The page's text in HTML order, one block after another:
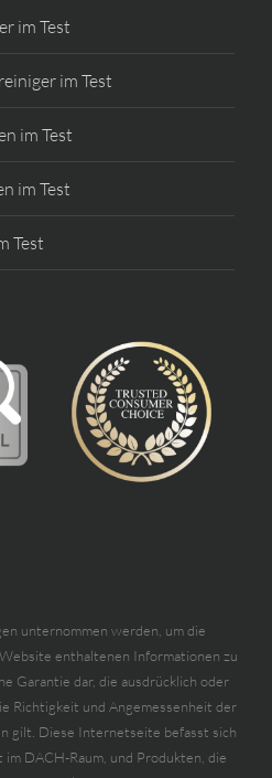
im Test
im Test
im Test
im Test
Test
unternommen werden, um die
enthaltenen Informationen zu
Garantie dar, die ausdrücklich oder
Richtigkeit und Angemessenheit der
gilt. Diese Internetseite befasst sich
DACH-Raum, und Produkten, die